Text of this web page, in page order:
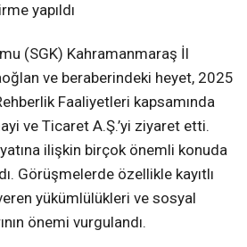
yapıldı
(SGK) Kahramanmaraş İl
ve beraberindeki heyet, 2025
Faaliyetleri kapsamında
ve Ticaret A.Ş.’yi ziyaret etti.
ilişkin birçok önemli konuda
Görüşmelerde özellikle kayıtlı
yükümlülükleri ve sosyal
önemi vurgulandı.